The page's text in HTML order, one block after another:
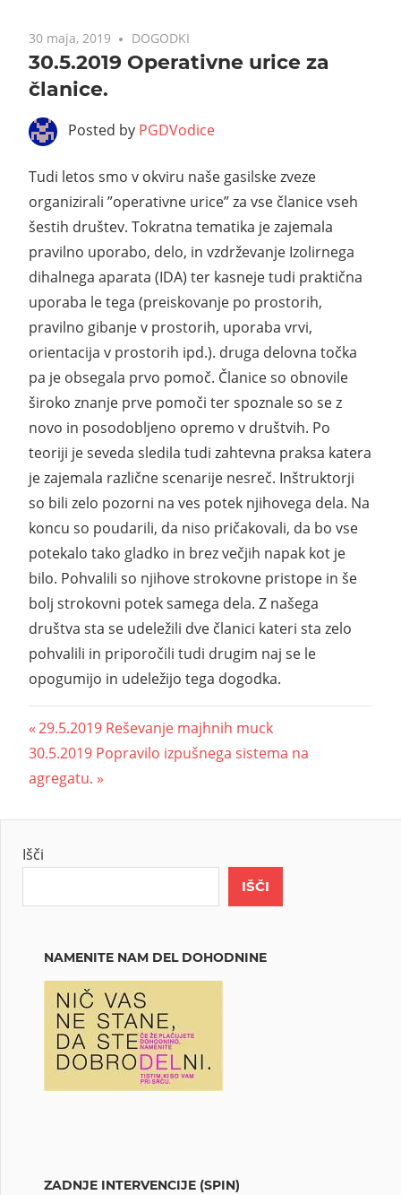
30 maja, 2019 DOGODKI
30.5.2019 Operativne urice za
članice.
Posted by PGDVodice
Tudi letos smo v okviru naše gasilske zveze
organizirali ”operativne urice” za vse članice vseh
šestih društev. Tokratna tematika je zajemala
pravilno uporabo, delo, in vzdrževanje Izolirnega
dihalnega aparata (IDA) ter kasneje tudi praktična
uporaba le tega (preiskovanje po prostorih,
pravilno gibanje v prostorih, uporaba vrvi,
orientacija v prostorih ipd.). druga delovna točka
pa je obsegala prvo pomoč. Članice so obnovile
široko znanje prve pomoči ter spoznale so se z
novo in posodobljeno opremo v društvih. Po
teoriji je seveda sledila tudi zahtevna praksa katera
je zajemala različne scenarije nesreč. Inštruktorji
so bili zelo pozorni na ves potek njihovega dela. Na
koncu so poudarili, da niso pričakovali, da bo vse
potekalo tako gladko in brez večjih napak kot je
bilo. Pohvalili so njihove strokovne pristope in še
bolj strokovni potek samega dela. Z našega
društva sta se udeležili dve članici kateri sta zelo
pohvalili in priporočili tudi drugim naj se le
opogumijo in udeležijo tega dogodka.
29.5.2019 Reševanje majhnih muck
30.5.2019 Popravilo izpušnega sistema na
agregatu.
Išči
IŠČI
NAMENITE NAM DEL DOHODNINE
ZADNJE INTERVENCIJE (SPIN)